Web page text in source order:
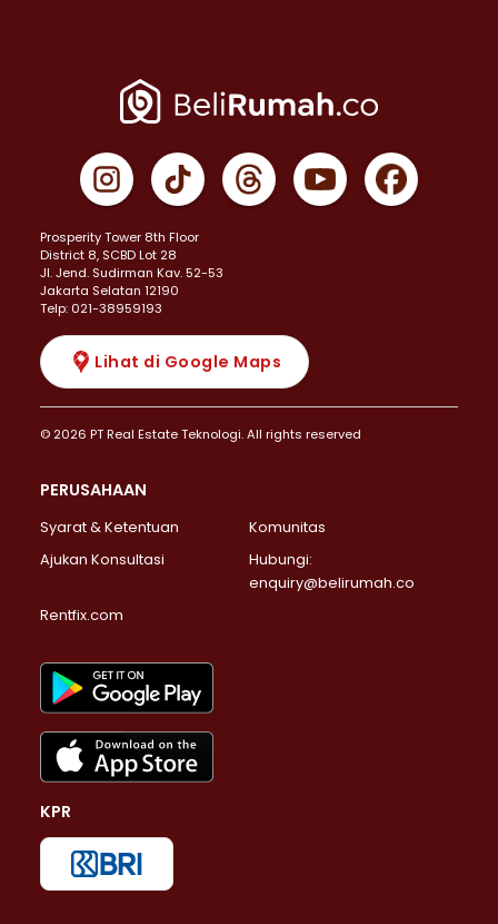
Prosperity Tower 8th Floor
District 8, SCBD Lot 28
JI. Jend. Sudirman Kav. 52-53
Jakarta Selatan 12190
Telp: 021-38959193
Lihat di Google Maps
© 2026 PT Real Estate Teknologi. All rights reserved
PERUSAHAAN
Syarat & Ketentuan
Komunitas
Ajukan Konsultasi
Hubungi:
enquiry@belirumah.co
Rentfix.com
KPR